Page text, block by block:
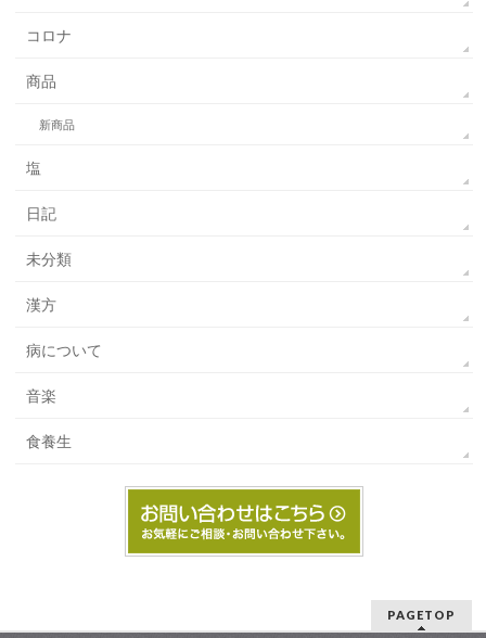
コロナ
商品
新商品
塩
日記
未分類
漢方
病について
音楽
食養生
PAGETOP